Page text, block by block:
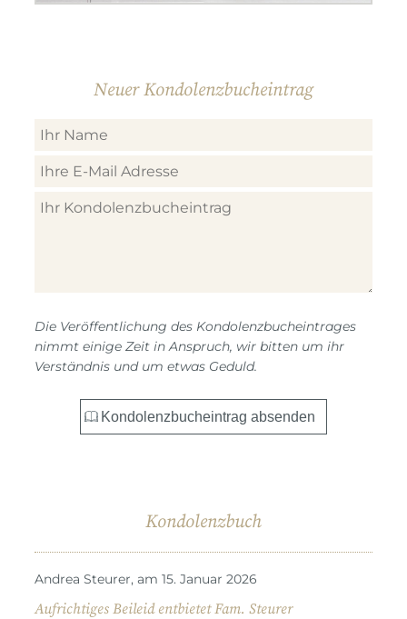
Neuer Kondolenzbucheintrag
Die Veröffentlichung des Kondolenzbucheintrages
nimmt einige Zeit in Anspruch, wir bitten um ihr
Verständnis und um etwas Geduld.
Kondolenzbuch
Andrea Steurer, am 15. Januar 2026
Aufrichtiges Beileid entbietet Fam. Steurer